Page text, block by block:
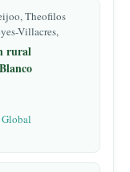
Theofilos
Villacres,
rural